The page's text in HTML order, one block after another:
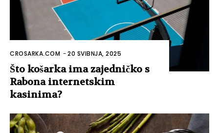
CROSARKA.COM -20 SVIBNJA, 2025
Što košarka ima zajedničko s
Rabona internetskim
kasinima?